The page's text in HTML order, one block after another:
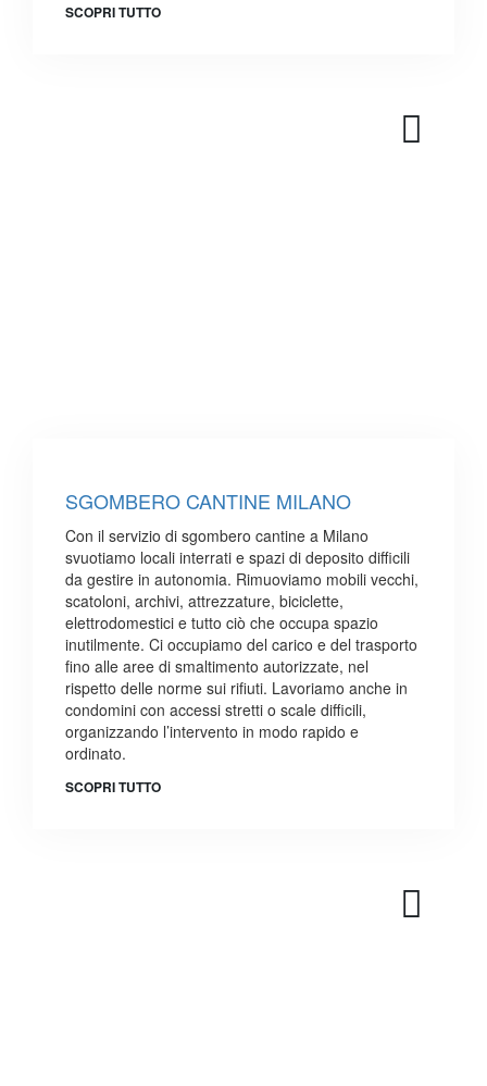
SCOPRI TUTTO
SGOMBERO CANTINE MILANO
Con il servizio di sgombero cantine a Milano
svuotiamo locali interrati e spazi di deposito difficili
da gestire in autonomia. Rimuoviamo mobili vecchi,
scatoloni, archivi, attrezzature, biciclette,
elettrodomestici e tutto ciò che occupa spazio
inutilmente. Ci occupiamo del carico e del trasporto
fino alle aree di smaltimento autorizzate, nel
rispetto delle norme sui rifiuti. Lavoriamo anche in
condomini con accessi stretti o scale difficili,
organizzando l’intervento in modo rapido e
ordinato.
SCOPRI TUTTO